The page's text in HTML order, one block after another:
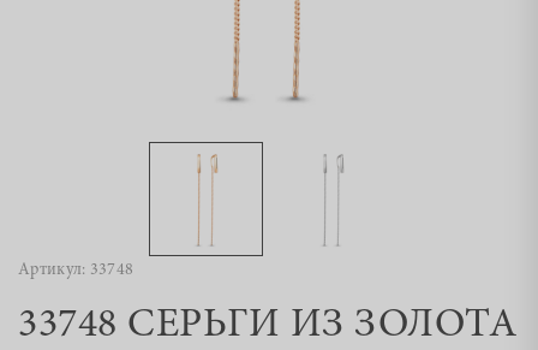
Артикул: 33748
33748 СЕРЬГИ ИЗ ЗОЛОТА